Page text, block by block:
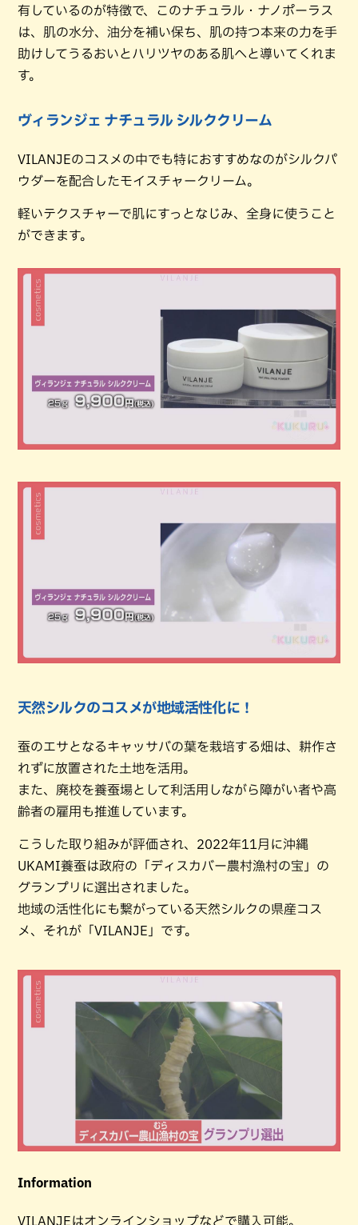
有しているのが特徴で、このナチュラル・ナノポーラス
は、肌の水分、油分を補い保ち、肌の持つ本来の力を手
助けしてうるおいとハリツヤのある肌へと導いてくれま
す。
ヴィランジェ ナチュラル シルククリーム
VILANJEのコスメの中でも特におすすめなのがシルクパ
ウダーを配合したモイスチャークリーム。
軽いテクスチャーで肌にすっとなじみ、全身に使うこと
ができます。
天然シルクのコスメが地域活性化に！
蚕のエサとなるキャッサバの葉を栽培する畑は、耕作さ
れずに放置された土地を活用。
また、廃校を養蚕場として利活用しながら障がい者や高
齢者の雇用も推進しています。
こうした取り組みが評価され、2022年11月に沖縄
UKAMI養蚕は政府の「ディスカバー農村漁村の宝」の
グランプリに選出されました。
地域の活性化にも繋がっている天然シルクの県産コス
メ、それが「VILANJE」です。
Information
VILANJEはオンラインショップなどで購入可能。